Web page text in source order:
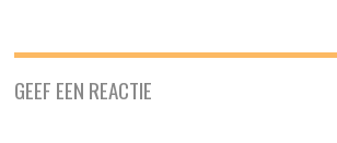
GEEF EEN REACTIE